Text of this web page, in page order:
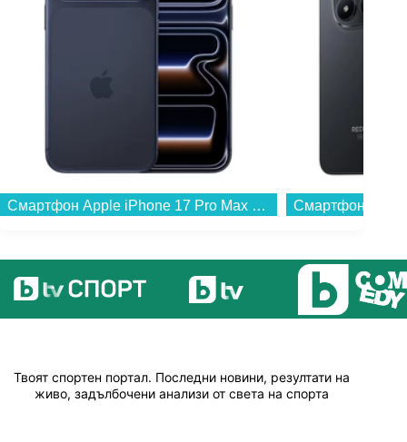
Твоят спортен портал. Последни новини, резултати на
живо, задълбочени анализи от света на спорта